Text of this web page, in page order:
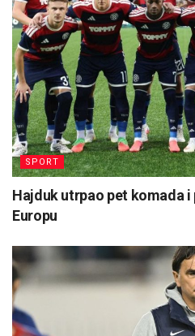
SPORT
Hajduk utrpao pet komada
Europu